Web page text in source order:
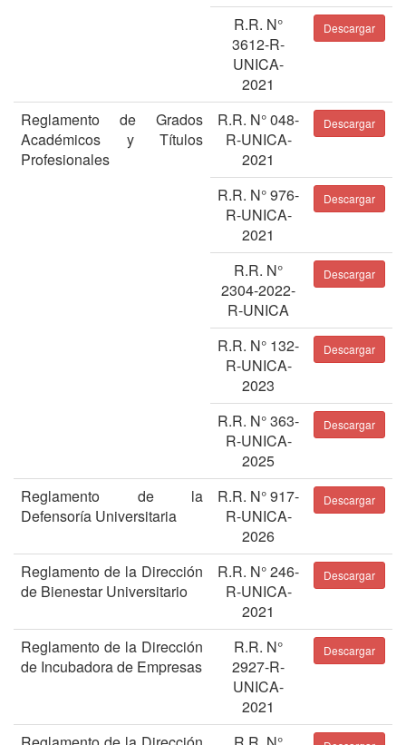
R.R. N°
3612-R-
UNICA-
2021
Descargar
Reglamento de Grados
Académicos y Títulos
Profesionales
R.R. N° 048-
R-UNICA-
2021
Descargar
R.R. N° 976-
R-UNICA-
2021
Descargar
R.R. N°
2304-2022-
R-UNICA
Descargar
R.R. N° 132-
R-UNICA-
2023
Descargar
R.R. N° 363-
R-UNICA-
2025
Descargar
Reglamento de la
Defensoría Universitaria
R.R. N° 917-
R-UNICA-
2026
Descargar
Reglamento de la Dirección
de Bienestar Universitario
R.R. N° 246-
R-UNICA-
2021
Descargar
Reglamento de la Dirección
de Incubadora de Empresas
R.R. N°
2927-R-
UNICA-
2021
Descargar